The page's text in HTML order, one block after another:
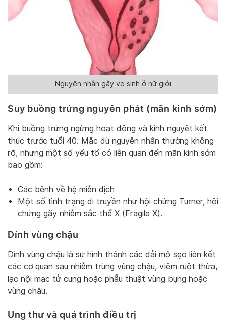
Nguyên nhân gây vo sinh ở nữ giới
Suy buồng trứng nguyên phát (mãn kinh sớm)
Khi buồng trứng ngừng hoạt động và kinh nguyệt kết
thúc trước tuổi 40. Mặc dù nguyên nhân thường không
rõ, nhưng một số yếu tố có liên quan đến mãn kinh sớm
bao gồm:
Các bệnh về hệ miễn dịch
Một số tình trạng di truyền như hội chứng Turner, hội
chứng gãy nhiễm sắc thể X (Fragile X).
Dính vùng chậu
Dính vùng chậu là sự hình thành các dải mô sẹo liên kết
các cơ quan sau nhiễm trùng vùng chậu, viêm ruột thừa,
lạc nội mạc tử cung hoặc phẫu thuật vùng bụng hoặc
vùng chậu.
Ung thư và quá trình điều trị